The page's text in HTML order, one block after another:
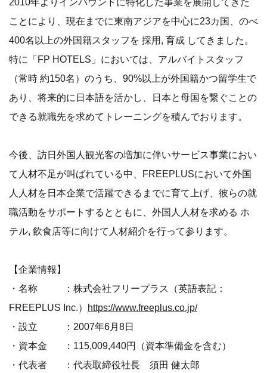
ことにより、現在までに東南アジアを中心に23カ国、のべ
400名以上の外国籍スタッフを 採用, 育成 してきました。
特に「FP HOTELS」においては、アルバイトスタッフ
（常時 約150名）のうち、90%以上が外国籍かつ留学生で
あり、将来的に日本語を活かし、日本と母国を繋ぐことの
できる就職先を求めてトレーニングを積んでおります。
今後、訪日外国人観光客の増加に伴いサービス事業におい
て人材不足が叫ばれている中、FREEPLUSにおいて外国
人人材を日本企業で活躍できるまでに育て上げ、彼らの就
職活動をサポートするとともに、外国人人材を求める ホ
テル, 飲食店等に向けて人材紹介を行って参ります。
【企業情報】
・名称 ：株式会社フリープラス（英語表記：
FREEPLUS Inc.） https://www.freeplus.co.jp/
・設立 ：2007年6月8日
・資本金 ：115,009,440円（資本準備金を含む）
・代表者 ：代表取締役社長 須田 健太郎